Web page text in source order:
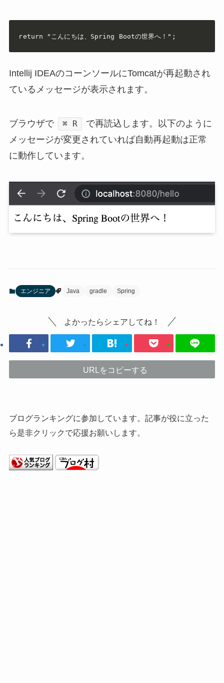
return "こんにちは、Spring Bootの世界へ！";
Intellij IDEAのコーンソールにTomcatが再起動され
ているメッセージが表示されます。
ブラウザで ⌘ R
で再読込します。以下のように
メッセージが変更されていれば自動再起動は正常
に動作しています。
エンジニア Java gradle Spring
よかったらシェアしてね！
URLをコピーする
ブログランキングに参加しています。記事が役に立った
ら是非クリックで応援お願いします。